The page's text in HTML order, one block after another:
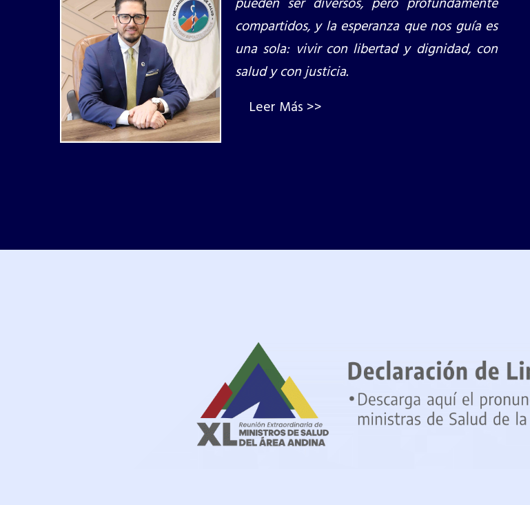
compartidos, y la esperanza que nos guía es
una sola: vivir con libertad y dignidad, con
salud y con justicia.
Leer Más >>